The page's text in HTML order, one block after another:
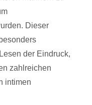
Dieser
der Eindruck,
zahlreichen
intimen